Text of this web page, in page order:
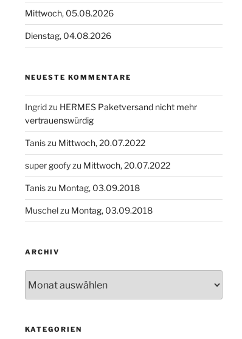
Mittwoch, 05.08.2026
Dienstag, 04.08.2026
NEUESTE KOMMENTARE
Ingridzu HERMES Paketversand nicht mehr
vertrauenswürdig
Taniszu Mittwoch, 20.07.2022
super goofyzu Mittwoch, 20.07.2022
Taniszu Montag, 03.09.2018
Muschelzu Montag, 03.09.2018
ARCHIV
KATEGORIEN